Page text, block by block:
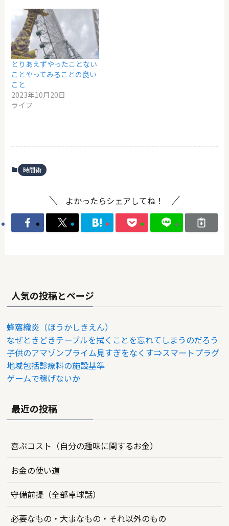
とりあえずやったことない
ことやってみることの良い
こと
2023年10月20日
ライフ
時間術
よかったらシェアしてね！
人気の投稿とページ
蜂窩織炎（ほうかしきえん）
なぜときどきテーブルを拭くことを忘れてしまうのだろう
子供のアマゾンプライム見すぎをなくす⇒スマートプラグ
地域包括診療料の施設基準
ゲームで稼げないか
最近の投稿
喜ぶコスト（自分の趣味に関するお金）
お金の使い道
守備前提（全部卓球話）
必要なもの・大事なもの・それ以外のもの